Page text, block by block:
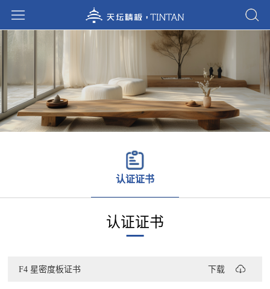
认证证书
认证证书
F4 星密度板证书 下载